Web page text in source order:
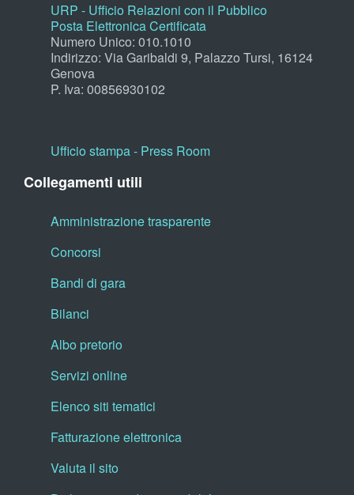
URP - Ufficio Relazioni con il Pubblico
Posta Elettronica Certificata
Numero Unico: 010.1010
Indirizzo: Via Garibaldi 9, Palazzo Tursi, 16124
Genova
P. Iva: 00856930102
Ufficio stampa - Press Room
Collegamenti utili
Amministrazione trasparente
Concorsi
Bandi di gara
Bilanci
Albo pretorio
Servizi online
Elenco siti tematici
Fatturazione elettronica
Valuta il sito